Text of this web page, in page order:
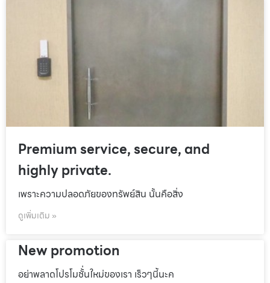
Premium service, secure, and
highly private.
เพราะความปลอดภัยของทรัพย์สิน นั้นคือสิ่ง
ดูเพิ่มเติม »
New promotion
อย่าพลาดโปรโมชั้่นใหม่ของเรา เร็วๆนี้นะค